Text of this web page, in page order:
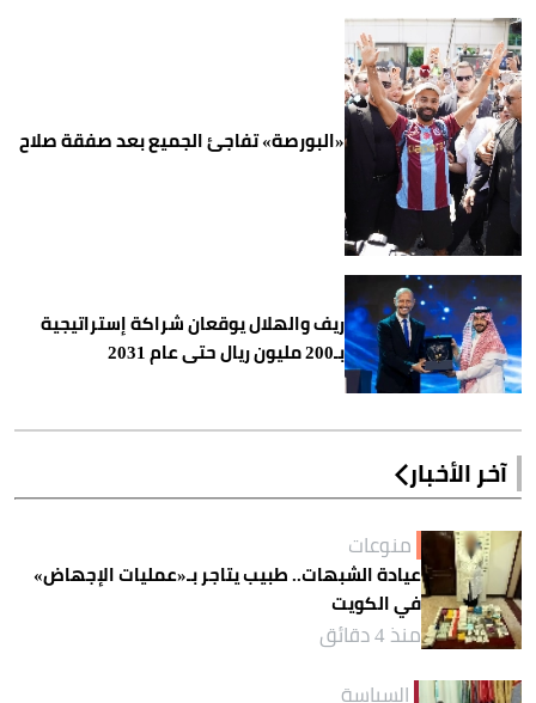
«البورصة» تفاجئ الجميع بعد صفقة صلاح
ريف والهلال يوقعان شراكة إستراتيجية
بـ200 مليون ريال حتى عام 2031
آخر الأخبار
منوعات
عيادة الشبهات.. طبيب يتاجر بـ«عمليات الإجهاض»
في الكويت
منذ 4 دقائق
السياسة